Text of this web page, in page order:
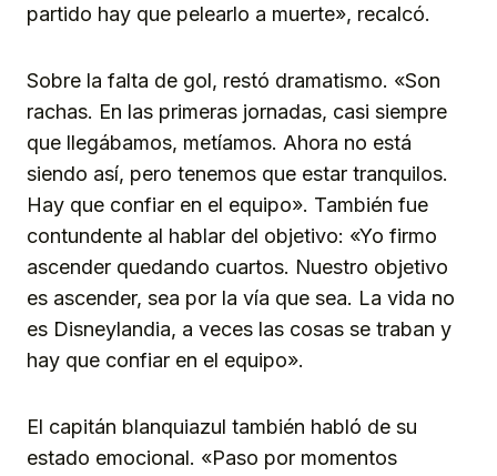
partido hay que pelearlo a muerte», recalcó.
Sobre la falta de gol, restó dramatismo. «Son
rachas. En las primeras jornadas, casi siempre
que llegábamos, metíamos. Ahora no está
siendo así, pero tenemos que estar tranquilos.
Hay que confiar en el equipo». También fue
contundente al hablar del objetivo: «Yo firmo
ascender quedando cuartos. Nuestro objetivo
es ascender, sea por la vía que sea. La vida no
es Disneylandia, a veces las cosas se traban y
hay que confiar en el equipo».
El capitán blanquiazul también habló de su
estado emocional. «Paso por momentos